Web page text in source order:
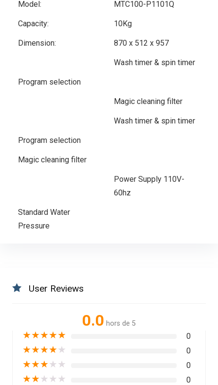
Model: MTC100-P1101Q
Capacity: 10Kg
Dimension: 870 x 512 x 957
Wash timer & spin timer
Program selection
Magic cleaning filter
Wash timer & spin timer
Program selection
Magic cleaning filter
Power Supply 110V-
60hz
Standard Water
Pressure
User Reviews
0.0 hors de 5
★★★★★ 0
★★★★★ 0
★★★★★ 0
★★★★★ 0